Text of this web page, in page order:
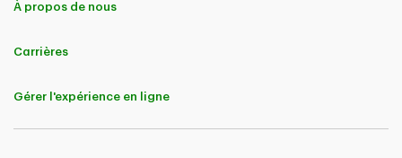
À propos de nous
Carrières
Gérer l'expérience en ligne